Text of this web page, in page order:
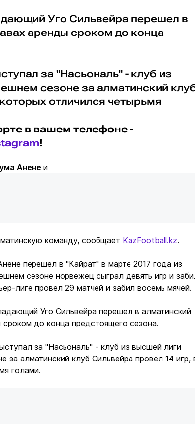
Уго Сильвейра перешел в
аренды сроком до конца
за "Насьональ" - клуб из
сезоне за алматинский
отличился четырьмя
в вашем телефоне -
!
Анене и
команду, сообщает KazFootball.kz.
перешел в "Кайрат" в марте 2017 года из
сезоне норвежец сыграл девять игр и
лиге провел 29 матчей и забил восемь мячей.
Уго Сильвейра перешел в алматинский
до конца предстоящего сезона.
за "Насьональ" - клуб из высшей лиги
за алматинский клуб Сильвейра провел 14 игр,
голами.